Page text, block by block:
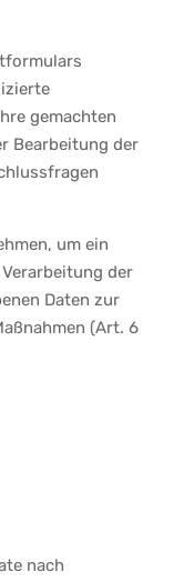
gemachten
Bearbeitung der
um ein
der
Daten zur
(Art. 6
nach